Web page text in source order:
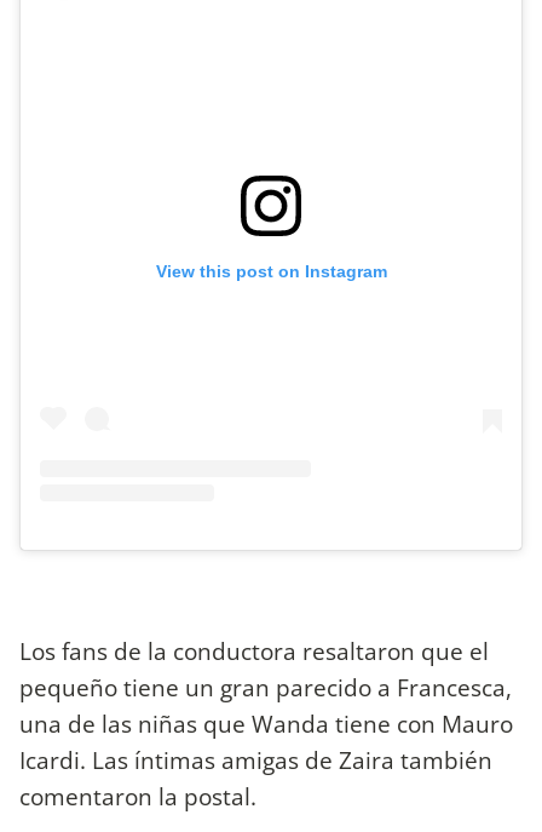
View this post on Instagram
Los fans de la conductora resaltaron que el
pequeño tiene un gran parecido a Francesca,
una de las niñas que Wanda tiene con Mauro
Icardi. Las íntimas amigas de Zaira también
comentaron la postal.